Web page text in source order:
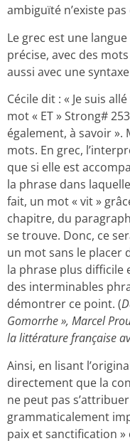
ambiguïté n’existe pas
Le grec est une
précise, avec des
aussi avec une
Cécile dit : « Je suis
mot « ET » Strong#
également, à savoir ».
mots. En grec,
que si elle est
la phrase dans
fait, un mot « vit »
chapitre, du
se trouve. Donc, ce
un mot sans le placer
la phrase plus difficile
des interminables
démontrer ce point. (
Gomorrhe », Marcel
la littérature française
Ainsi, en lisant
directement que la
ne peut pas
grammaticalement
paix et sanctification »